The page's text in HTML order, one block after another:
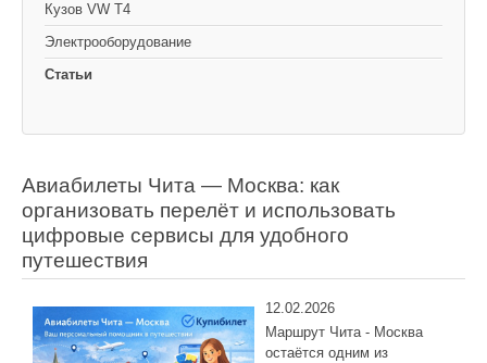
Кузов VW T4
Электрооборудование
Статьи
Авиабилеты Чита — Москва: как
организовать перелёт и использовать
цифровые сервисы для удобного
путешествия
12.02.2026
Маршрут Чита - Москва
остаётся одним из